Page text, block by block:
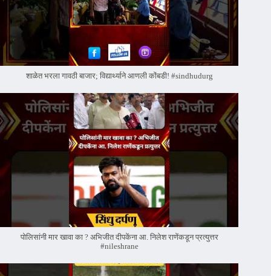
शाळेत भरला गावठी बाजार; विद्यार्थ्याने आणली कोंबडी! #sindhudurg
पोलिसांनी मार खावा का ? अभिजीत दीपकेंना आ. निलेश राणेंकडून प्रत्युत्तर
#nileshrane